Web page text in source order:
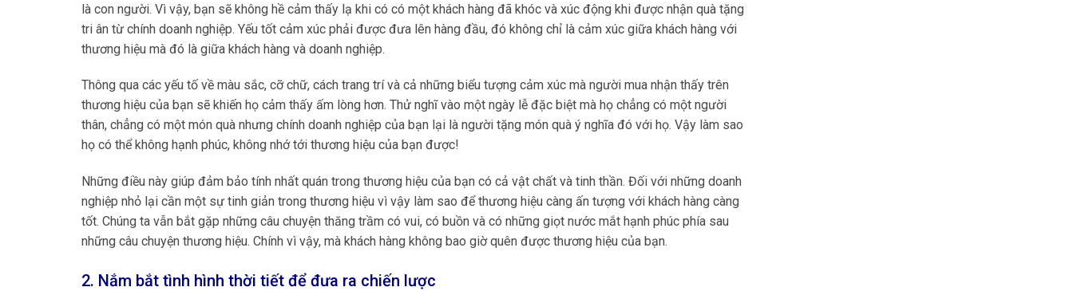
là con người. Vì vậy, bạn sẽ không hề cảm thấy lạ khi có có một khách hàng đã khóc và xúc động khi được nhận quà tặng
tri ân từ chính doanh nghiệp. Yếu tốt cảm xúc phải được đưa lên hàng đầu, đó không chỉ là cảm xúc giữa khách hàng với
thương hiệu mà đó là giữa khách hàng và doanh nghiệp.
Thông qua các yếu tố về màu sắc, cỡ chữ, cách trang trí và cả những biểu tượng cảm xúc mà người mua nhận thấy trên
thương hiệu của bạn sẽ khiến họ cảm thấy ấm lòng hơn. Thử nghĩ vào một ngày lễ đặc biệt mà họ chẳng có một người
thân, chẳng có một món quà nhưng chính doanh nghiệp của bạn lại là người tặng món quà ý nghĩa đó với họ. Vậy làm sao
họ có thể không hạnh phúc, không nhớ tới thương hiệu của bạn được!
Những điều này giúp đảm bảo tính nhất quán trong thương hiệu của bạn có cả vật chất và tinh thần. Đối với những doanh
nghiệp nhỏ lại cần một sự tinh giản trong thương hiệu vì vậy làm sao để thương hiệu càng ấn tượng với khách hàng càng
tốt. Chúng ta vẫn bắt gặp những câu chuyện thăng trầm có vui, có buồn và có những giọt nước mắt hạnh phúc phía sau
những câu chuyện thương hiệu. Chính vì vậy, mà khách hàng không bao giờ quên được thương hiệu của bạn.
2. Nắm bắt tình hình thời tiết để đưa ra chiến lược